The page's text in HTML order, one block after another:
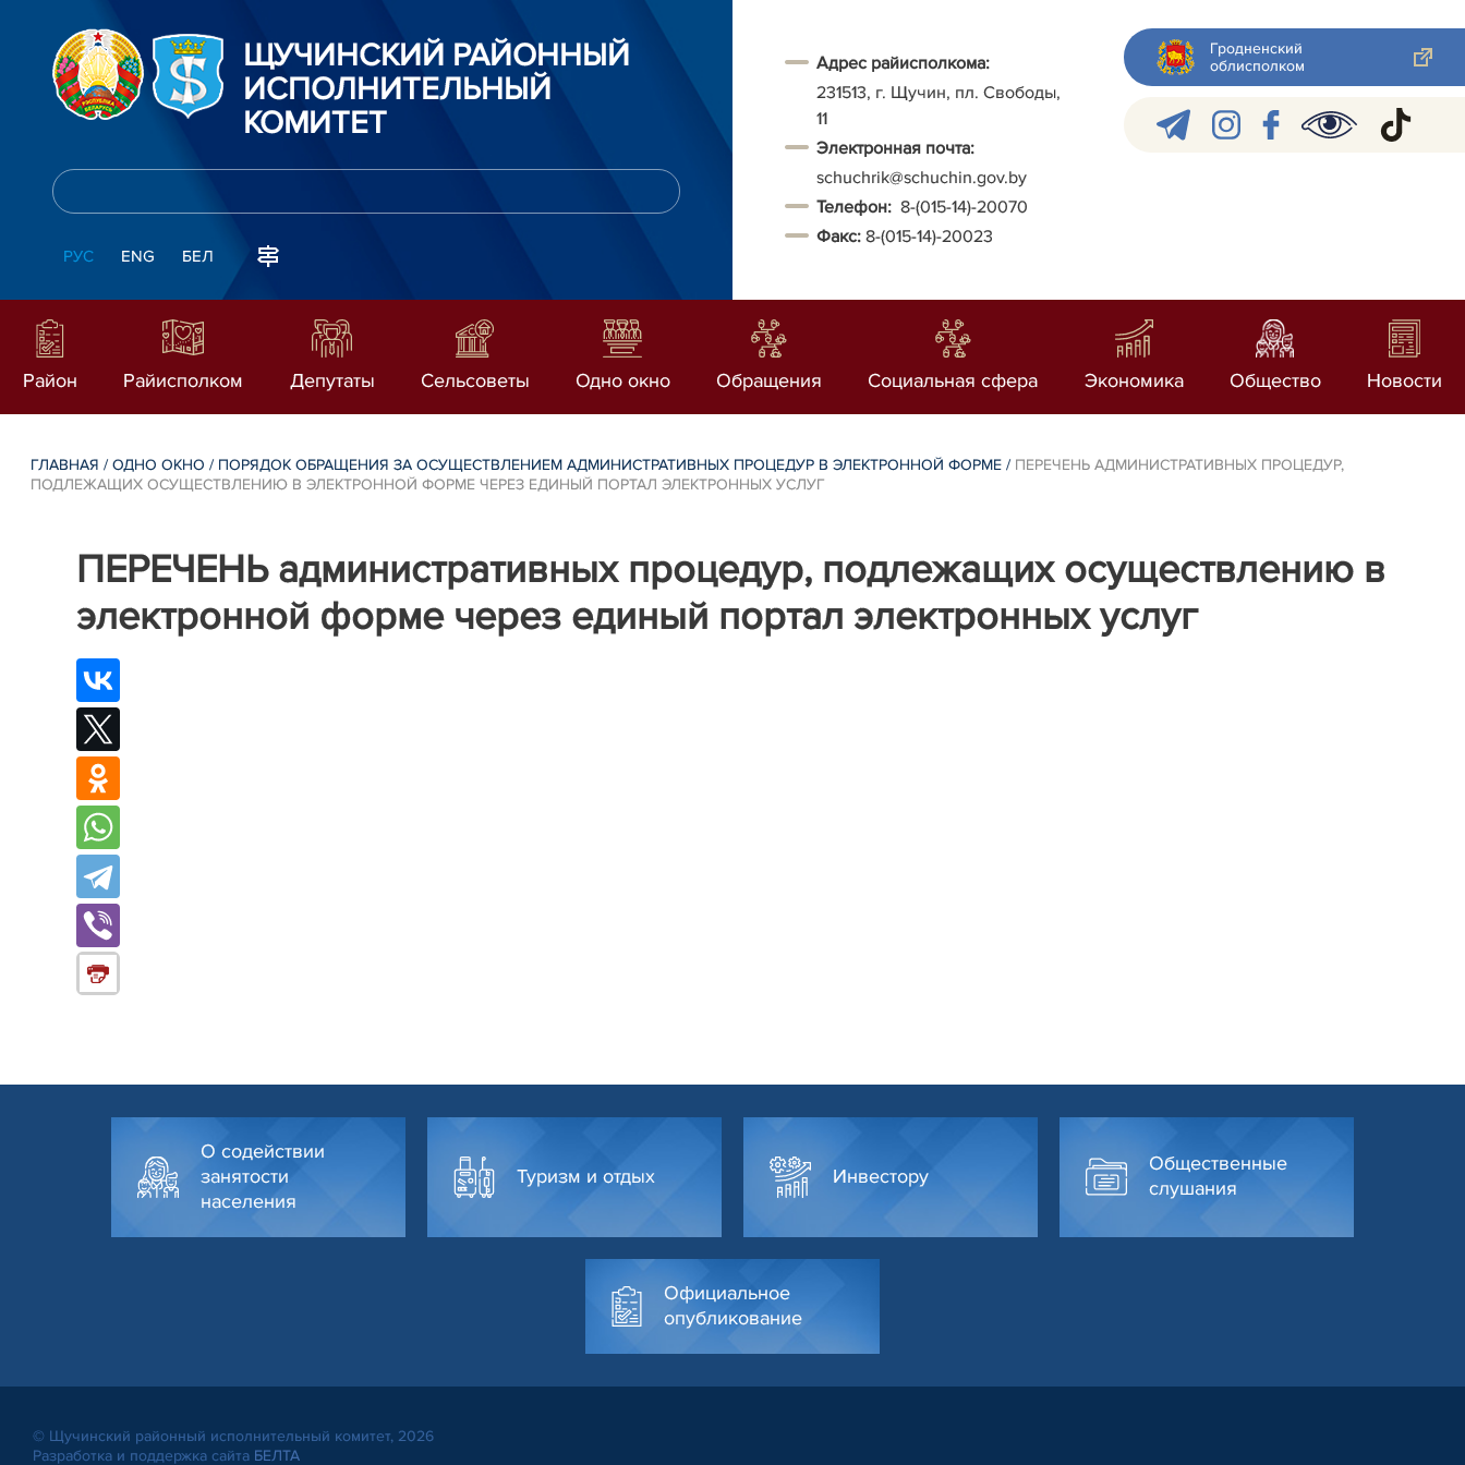
ЩУЧИНСКИЙ РАЙОННЫЙ
ИСПОЛНИТЕЛЬНЫЙ
КОМИТЕТ
РУС ENG БЕЛ
Адрес райисполкома:
231513, г. Щучин, пл. Свободы,
11
Электронная почта:
schuchrik@schuchin.gov.by
Телефон: 8-(015-14)-20070
Факс: 8-(015-14)-20023
Гродненский
облисполком
Район Райисполком Депутаты Сельсоветы Одно окно Обращения Социальная сфера Экономика Общество Новости
ГЛАВНАЯ /ОДНО ОКНО / ПОРЯДОК ОБРАЩЕНИЯ ЗА ОСУЩЕСТВЛЕНИЕМ АДМИНИСТРАТИВНЫХ ПРОЦЕДУР В ЭЛЕКТРОННОЙ ФОРМЕ / ПЕРЕЧЕНЬ АДМИНИСТРАТИВНЫХ ПРОЦЕДУР,
ПОДЛЕЖАЩИХ ОСУЩЕСТВЛЕНИЮ В ЭЛЕКТРОННОЙ ФОРМЕ ЧЕРЕЗ ЕДИНЫЙ ПОРТАЛ ЭЛЕКТРОННЫХ УСЛУГ
ПЕРЕЧЕНЬ административных процедур, подлежащих осуществлению в
электронной форме через единый портал электронных услуг
О содействии
занятости
населения
Туризм и отдых Инвестору
Общественные
слушания
Официальное
опубликование
© Щучинский районный исполнительный комитет, 2026
Разработка и поддержка сайта БЕЛТА